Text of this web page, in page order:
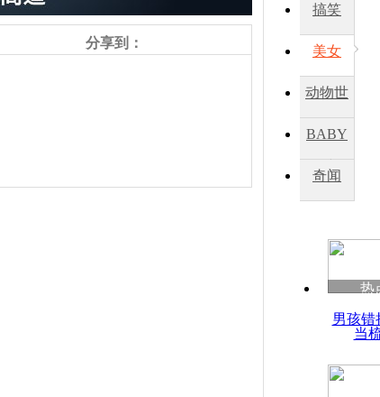
分享到：
搞笑
美女
动物世
BABY
秀
奇闻
热
男孩错
当